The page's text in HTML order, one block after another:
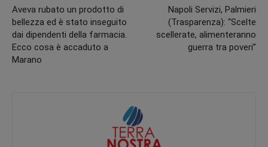
Aveva rubato un prodotto di
bellezza ed è stato inseguito
dai dipendenti della farmacia.
Ecco cosa è accaduto a
Marano
Napoli Servizi, Palmieri
(Trasparenza): “Scelte
scellerate, alimenteranno
guerra tra poveri”